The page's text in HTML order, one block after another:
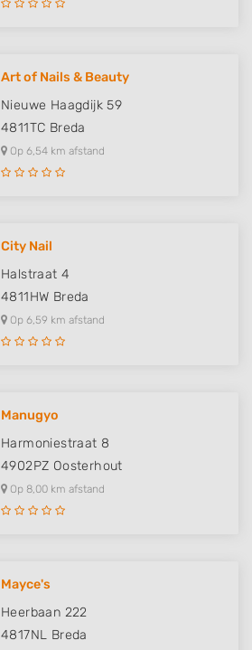
Art of Nails & Beauty
Nieuwe Haagdijk 59
4811TC Breda
Op 6,54 km afstand
City Nail
Halstraat 4
4811HW Breda
Op 6,59 km afstand
Manugyo
Harmoniestraat 8
4902PZ Oosterhout
Op 8,00 km afstand
Mayce's
Heerbaan 222
4817NL Breda